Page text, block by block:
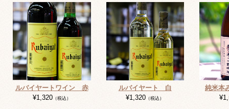
ルバイヤートワイン 赤
¥1,320（税込）
ルバイヤート 白
¥1,320 （税込）
純米本